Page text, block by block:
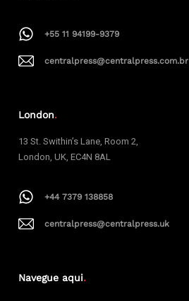
+55 11 94199-9379
centralpress@centralpress.com.br
London.
13 St. Swithin’s Lane, Room 2,
London, UK, EC4N 8AL
+44 7379 138858
centralpress@centralpress.uk
Navegue aqui.